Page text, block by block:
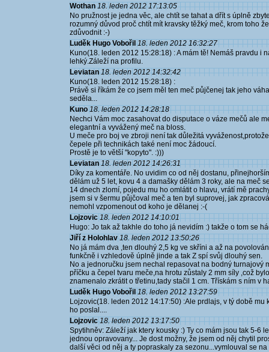
Wothan 18. leden 2012 17:13:05
No pružnost je jedna věc, ale chtít se tahat a dřít s úplně
rozumný důvod proč chtít mít kravsky těžký meč, krom toho
zdůvodnit :-)
Luděk Hugo Vobořil 18. leden 2012 16:32:27
Kuno(18. leden 2012 15:28:18) : A mám tě! Nemáš pravdu i
lehký.Záleží na profilu.
Leviatan 18. leden 2012 14:32:42
Kuno(18. leden 2012 15:28:18) :
Právě si říkám že co jsem měl ten meč půjčenej tak jeho
seděla...
Kuno 18. leden 2012 14:28:18
Nechci Vám moc zasahovat do disputace o váze mečů ale
elegantní a vyvážený meč na bloss.
U meče pro boj ve zbroji není tak důležitá
čepele při technikách také není moc žádoucí.
Prostě je to větší "kopyto". :)))
Leviatan 18. leden 2012 14:26:31
Díky za komentáře. No uvidim co od něj dostanu,
dělám už 5 let, kovu 4 a damašky dělám 3 roky, ale na meč
14 dnech zlomí, pojedu mu ho omlátit o hlavu, vrátí mě
jsem si v šermu půjčoval meč a ten byl suprovej, jak
nemohl vzpomenout od koho je dělanej :-(
Lojzovic 18. leden 2012 14:10:01
Hugo: Jo tak až takhle do toho já nevidím :) takže o tom se
Jiří z Holohlav 18. leden 2012 13:50:26
No já mám dva ,ten dlouhý 2,5 kg ve skříni a až na
funkčně i vzhledově úplně jinde a tak Z spí svůj dlouhý sen.
No a jednoručku jsem nechal repasovat na bodný
příčku a čepel tvaru meče,na hrotu zůstaly 2 mm síly ,což
znamenalo zkrátit o třetinu,tady stačil 1 cm. Třískám s ním v
Luděk Hugo Vobořil 18. leden 2012 13:27:59
Lojzovic(18. leden 2012 14:17:50) :Ale prdlajs, v tý době
ho poslal....
Lojzovic 18. leden 2012 13:17:50
Spytihněv: Záleží jak ktery kousky :) Ty co mám jsou tak 5-6
jednou opravovany... Je dost možny, že jsem od něj chytil
další věci od něj a ty popraskaly za sezonu...vymlouval se